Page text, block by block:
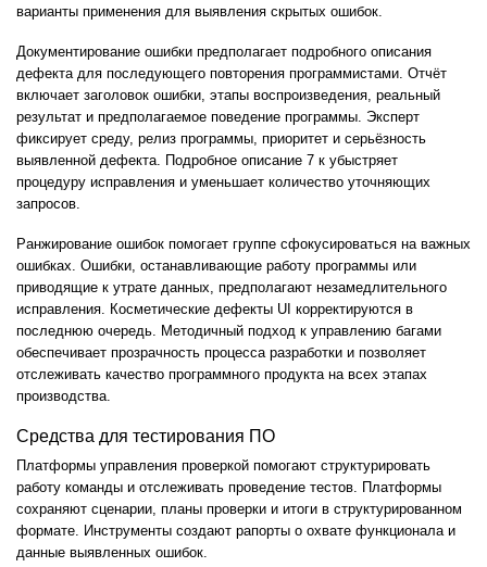
варианты применения для выявления скрытых ошибок.
Документирование ошибки предполагает подробного описания
дефекта для последующего повторения программистами. Отчёт
включает заголовок ошибки, этапы воспроизведения, реальный
результат и предполагаемое поведение программы. Эксперт
фиксирует среду, релиз программы, приоритет и серьёзность
выявленной дефекта. Подробное описание 7 к убыстряет
процедуру исправления и уменьшает количество уточняющих
запросов.
Ранжирование ошибок помогает группе сфокусироваться на важных
ошибках. Ошибки, останавливающие работу программы или
приводящие к утрате данных, предполагают незамедлительного
исправления. Косметические дефекты UI корректируются в
последнюю очередь. Методичный подход к управлению багами
обеспечивает прозрачность процесса разработки и позволяет
отслеживать качество программного продукта на всех этапах
производства.
Средства для тестирования ПО
Платформы управления проверкой помогают структурировать
работу команды и отслеживать проведение тестов. Платформы
сохраняют сценарии, планы проверки и итоги в структурированном
формате. Инструменты создают рапорты о охвате функционала и
данные выявленных ошибок.